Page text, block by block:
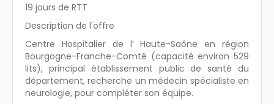
19 jours de RTT
Description de l'offre
Centre Hospitalier de l’ Haute-Saône en région
Bourgogne-Franche-Comté (capacité environ 529
lits), principal établissement public de santé du
département, recherche un médecin spécialiste en
neurologie, pour compléter son équipe.